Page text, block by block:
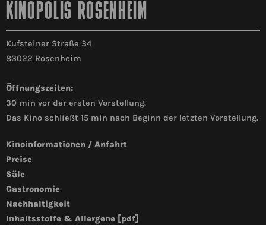
KINOPOLIS ROSENHEIM
Kufsteiner Straße 34
83022 Rosenheim
Öffnungszeiten:
30 min vor der ersten Vorstellung.
Das Kino schließt 15 min nach Beginn der letzten Vorstellung.
Kinoinformationen / Anfahrt
Preise
Säle
Gastronomie
Nachhaltigkeit
Inhaltsstoffe & Allergene [pdf]